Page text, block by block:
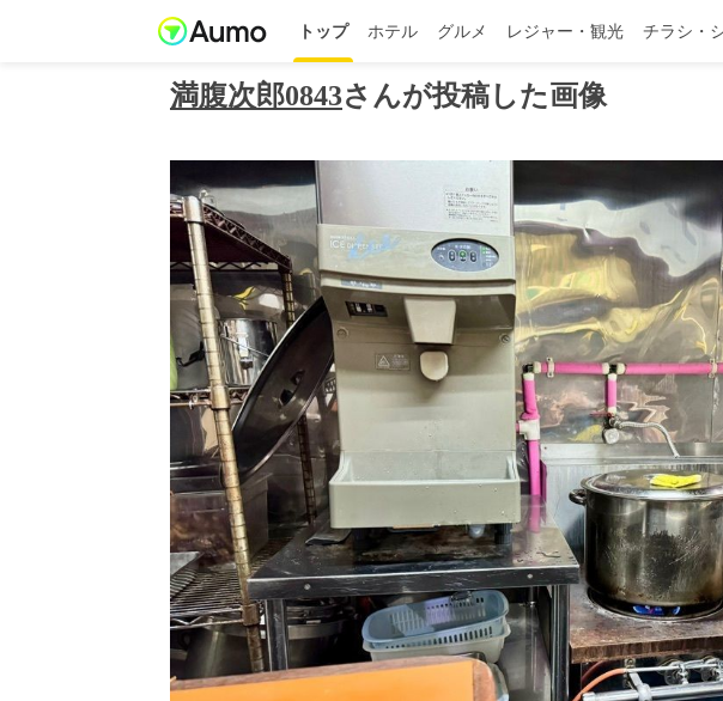
トップ ホテル グルメ レジャー・観光 チラシ・
満腹次郎0843さんが投稿した画像